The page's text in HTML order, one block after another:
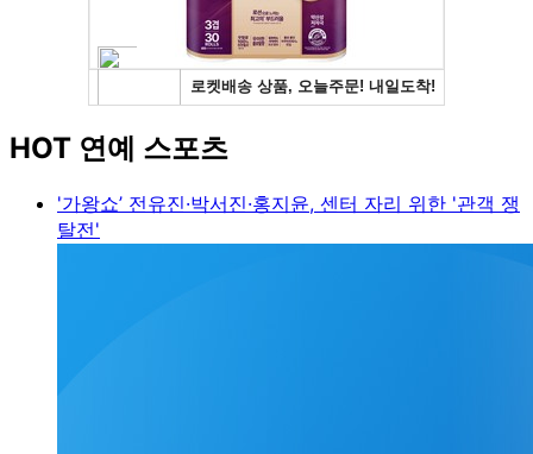
HOT 연예 스포츠
'가왕쇼’ 전유진·박서진·홍지윤, 센터 자리 위한 '관객 쟁
탈전'